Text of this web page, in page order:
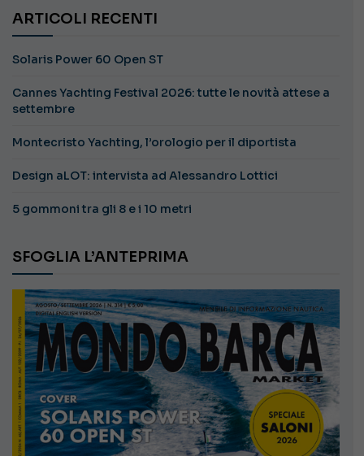
ARTICOLI RECENTI
Solaris Power 60 Open ST
Cannes Yachting Festival 2026: tutte le novità attese a
settembre
Montecristo Yachting, l’orologio per il diportista
Design aLOT: intervista ad Alessandro Lottici
5 gommoni tra gli 8 e i 10 metri
SFOGLIA L’ANTEPRIMA